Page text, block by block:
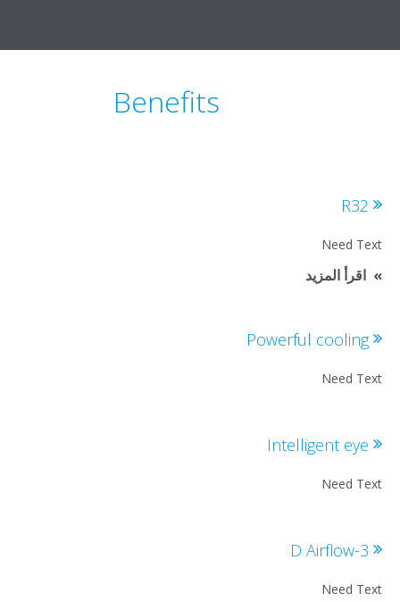
Benefits
Need
اقرأ المزيد
Powerful
Need
Intelligent
Need
Need